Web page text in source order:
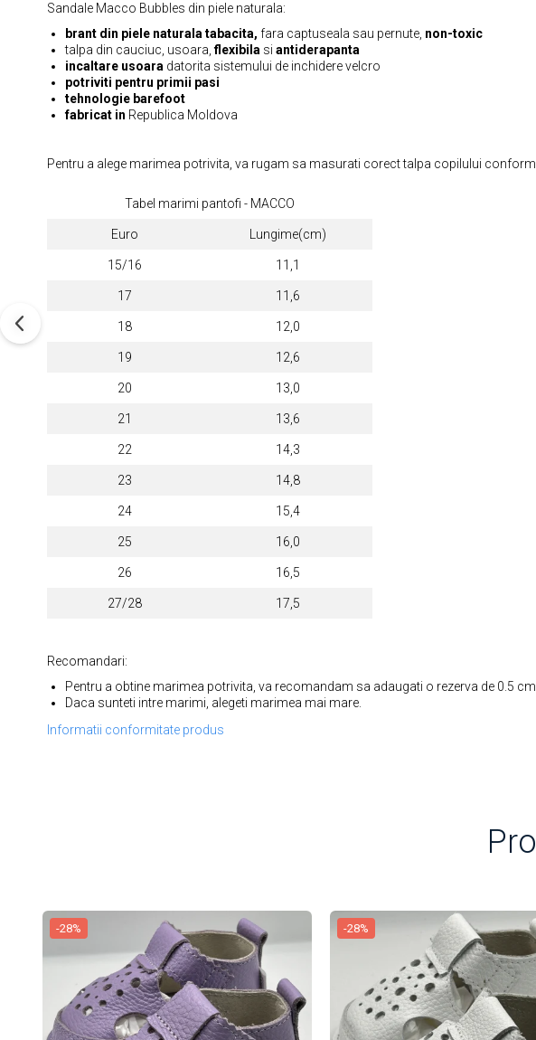
Sandale Macco Bubbles din piele naturala:
brant din piele naturala tabacita, fara captuseala sau pernute, non-toxic
talpa din cauciuc, usoara,flexibila si antiderapanta
incaltare usoara datorita sistemului de inchidere velcro
potriviti pentru primii pasi
tehnologie barefoot
fabricat in Republica Moldova
Pentru a alege marimea potrivita, va rugam sa masurati corect talpa copilului
Tabel marimi pantofi - MACCO
Euro Lungime(cm)
15/16 11,1
17 11,6
18 12,0
19 12,6
20 13,0
21 13,6
22 14,3
23 14,8
24 15,4
25 16,0
26 16,5
27/28 17,5
Recomandari:
Pentru a obtine marimea potrivita, va recomandam sa adaugati o rezerva de 0.5 cm.
Daca sunteti intre marimi, alegeti marimea mai mare.
Informatii conformitate produs
-28% -28%